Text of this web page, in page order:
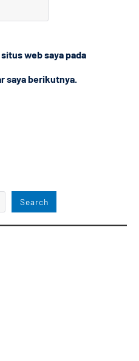
web saya pada
saya berikutnya.
Search